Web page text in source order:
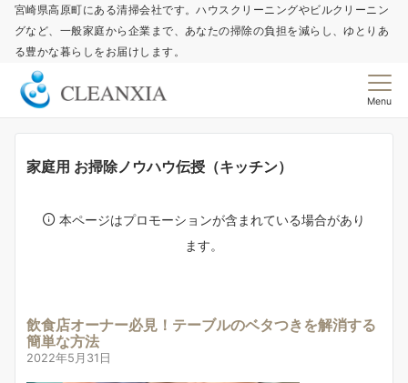
宮崎県高原町にある清掃会社です。ハウスクリーニングやビルクリーニン
グなど、一般家庭から企業まで、あなたの掃除の負担を減らし、ゆとりあ
る豊かな暮らしをお届けします。
Menu
家庭用 お掃除ノウハウ伝授（キッチン）
本ページはプロモーションが含まれている場合があり
ます。
飲食店オーナー必見！テーブルのベタつきを解消する
簡単な方法
2022年5月31日